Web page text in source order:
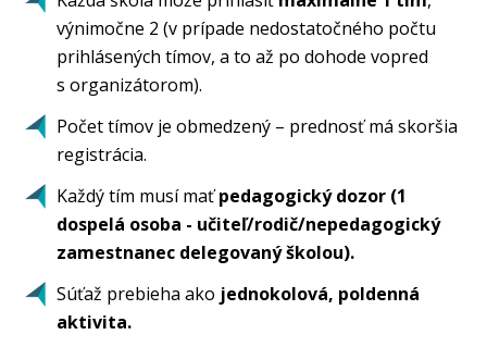
výnimočne 2 (v prípade nedostatočného počtu
prihlásených tímov, a to až po dohode vopred
s organizátorom).
Počet tímov je obmedzený – prednosť má skoršia
registrácia.
Každý tím musí maťpedagogický dozor (1
dospelá osoba - učiteľ/rodič/nepedagogický
zamestnanec delegovaný školou).
Súťaž prebieha ako jednokolová, poldenná
aktivita.